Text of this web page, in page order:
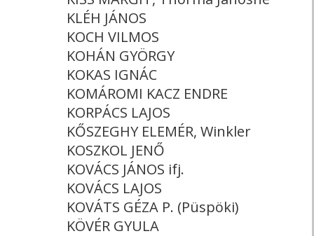
KLÉH JÁNOS
KOCH VILMOS
KOHÁN GYÖRGY
KOKAS IGNÁC
KOMÁROMI KACZ ENDRE
KORPÁCS LAJOS
KŐSZEGHY ELEMÉR, Winkler
KOSZKOL JENŐ
KOVÁCS JÁNOS ifj.
KOVÁCS LAJOS
KOVÁTS GÉZA P. (Püspöki)
KÖVÉR GYULA